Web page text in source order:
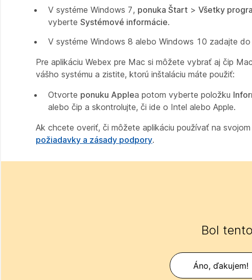
V systéme Windows 7, ponuka Štart > Všetky
vyberte Systémové informácie.
V systéme Windows 8 alebo Windows 10 zadajte
Pre aplikáciu Webex pre Mac si môžete vybrať aj čip
vášho systému a zistite, ktorú inštaláciu máte použiť:
Otvorte ponuku Applea potom vyberte položku
alebo čip a skontrolujte, či ide o Intel alebo Apple.
Ak chcete overiť, či môžete aplikáciu používať na
požiadavky a zásady podpory.
Bol
Áno, ďakujem!